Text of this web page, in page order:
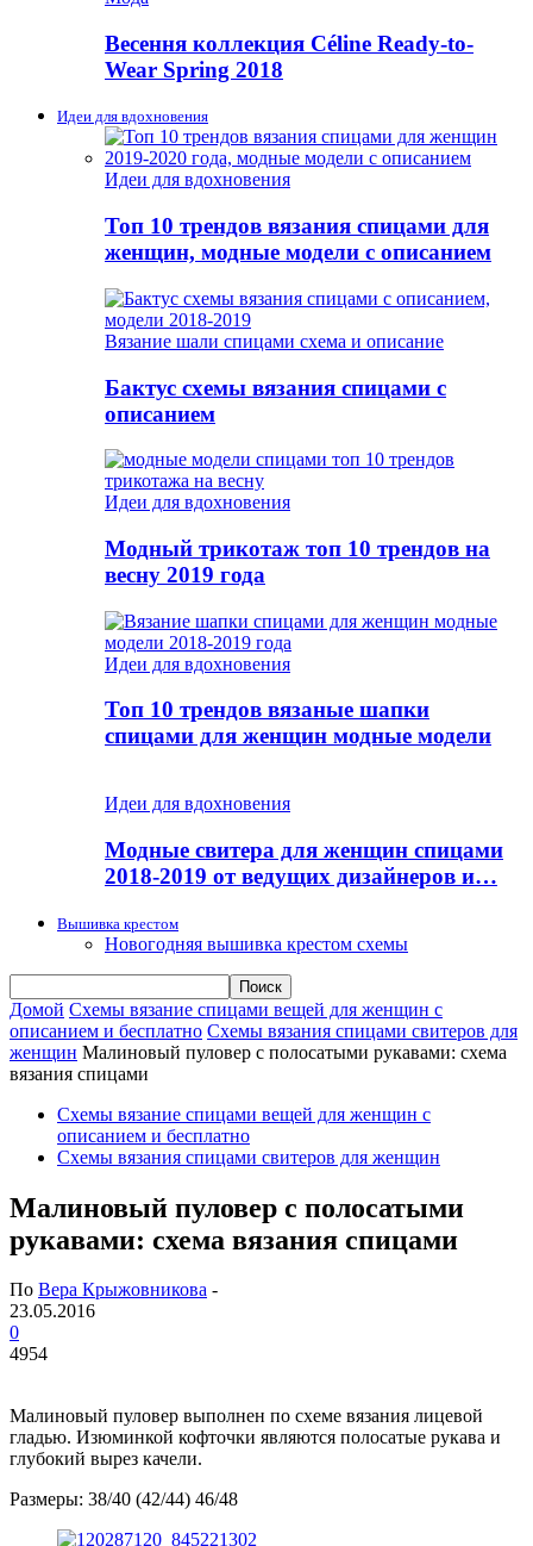
Весення коллекция Céline Ready-to-
Wear Spring 2018
Идеи для вдохновения
Идеи для вдохновения
Топ 10 трендов вязания спицами для
женщин, модные модели с описанием
Вязание шали спицами схема и описание
Бактус схемы вязания спицами с
описанием
Идеи для вдохновения
Модный трикотаж топ 10 трендов на
весну 2019 года
Идеи для вдохновения
Топ 10 трендов вязаные шапки
спицами для женщин модные модели
Идеи для вдохновения
Модные свитера для женщин спицами
2018-2019 от ведущих дизайнеров и…
Вышивка крестом
Новогодняя вышивка крестом схемы
Домой Схемы вязание спицами вещей для женщин с
описанием и бесплатно Схемы вязания спицами свитеров для
женщин Малиновый пуловер с полосатыми рукавами: схема
вязания спицами
Схемы вязание спицами вещей для женщин с
описанием и бесплатно
Схемы вязания спицами свитеров для женщин
Малиновый пуловер с полосатыми
рукавами: схема вязания спицами
По Вера Крыжовникова -
23.05.2016
0
4954
Малиновый пуловер выполнен по схеме вязания лицевой
гладью. Изюминкой кофточки являются полосатые рукава и
глубокий вырез качели.
Размеры: 38/40 (42/44) 46/48